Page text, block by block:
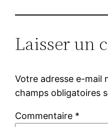
Laisser un
Votre adresse e-mail
champs obligatoires
Commentaire *